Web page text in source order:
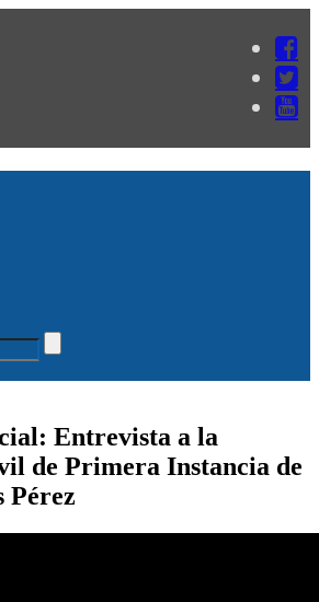
Entrevista a la
de Primera Instancia de
Pérez